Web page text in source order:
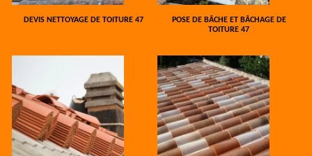
DEVIS NETTOYAGE DE TOITURE 47
POSE DE BÂCHE ET BÂCHAGE DE
TOITURE 47